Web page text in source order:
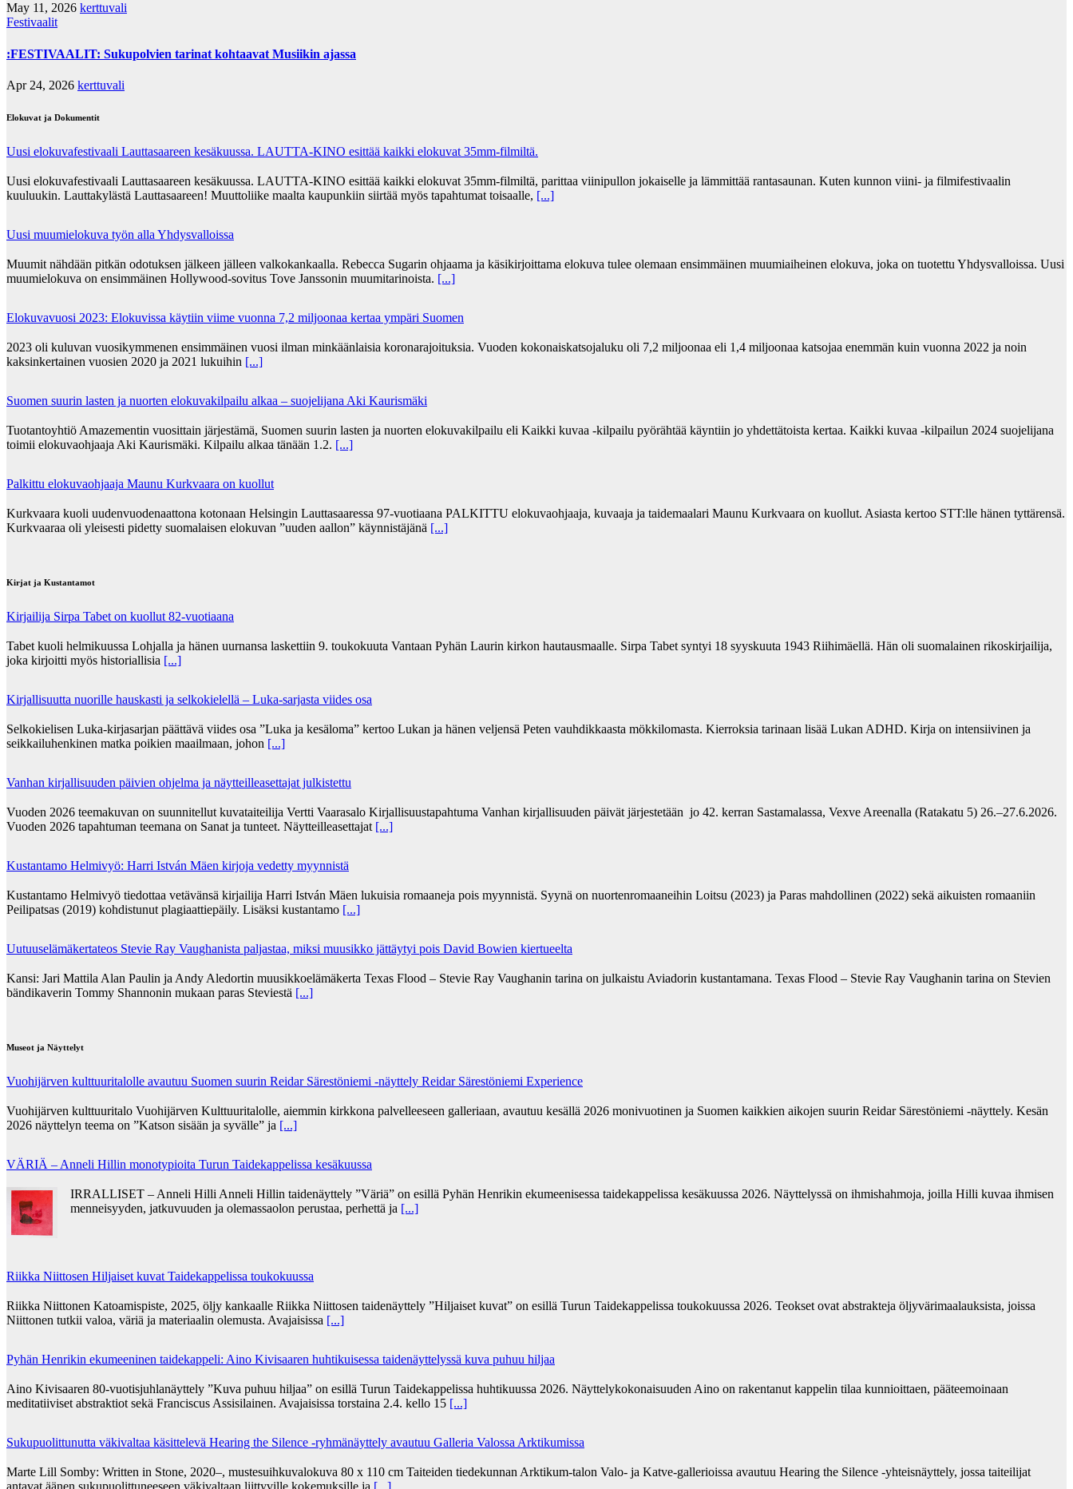
May 11, 2026 kerttuvali
Festivaalit
:FESTIVAALIT: Sukupolvien tarinat kohtaavat Musiikin ajassa
Apr 24, 2026 kerttuvali
Elokuvat ja Dokumentit
Uusi elokuvafestivaali Lauttasaareen kesäkuussa. LAUTTA-KINO esittää kaikki elokuvat 35mm-filmiltä.
Uusi elokuvafestivaali Lauttasaareen kesäkuussa. LAUTTA-KINO esittää kaikki elokuvat 35mm-filmiltä, parittaa viinipullon jokaiselle ja lämmittää rantasaunan. Kuten kunnon viini- ja filmifestivaalin
kuuluukin. Lauttakylästä Lauttasaareen! Muuttoliike maalta kaupunkiin siirtää myös tapahtumat toisaalle, [...]
Uusi muumielokuva työn alla Yhdysvalloissa
Muumit nähdään pitkän odotuksen jälkeen jälleen valkokankaalla. Rebecca Sugarin ohjaama ja käsikirjoittama elokuva tulee olemaan ensimmäinen muumiaiheinen elokuva, joka on tuotettu Yhdysvalloissa. Uusi
muumielokuva on ensimmäinen Hollywood-sovitus Tove Janssonin muumitarinoista. [...]
Elokuvavuosi 2023: Elokuvissa käytiin viime vuonna 7,2 miljoonaa kertaa ympäri Suomen
2023 oli kuluvan vuosikymmenen ensimmäinen vuosi ilman minkäänlaisia koronarajoituksia. Vuoden kokonaiskatsojaluku oli 7,2 miljoonaa eli 1,4 miljoonaa katsojaa enemmän kuin vuonna 2022 ja noin
kaksinkertainen vuosien 2020 ja 2021 lukuihin [...]
Suomen suurin lasten ja nuorten elokuvakilpailu alkaa – suojelijana Aki Kaurismäki
Tuotantoyhtiö Amazementin vuosittain järjestämä, Suomen suurin lasten ja nuorten elokuvakilpailu eli Kaikki kuvaa -kilpailu pyörähtää käyntiin jo yhdettätoista kertaa. Kaikki kuvaa -kilpailun 2024 suojelijana
toimii elokuvaohjaaja Aki Kaurismäki. Kilpailu alkaa tänään 1.2. [...]
Palkittu elokuvaohjaaja Maunu Kurkvaara on kuollut
Kurkvaara kuoli uudenvuodenaattona kotonaan Helsingin Lauttasaaressa 97-vuotiaana PALKITTU elokuvaohjaaja, kuvaaja ja taidemaalari Maunu Kurkvaara on kuollut. Asiasta kertoo STT:lle hänen tyttärensä.
Kurkvaaraa oli yleisesti pidetty suomalaisen elokuvan ”uuden aallon” käynnistäjänä [...]
Kirjat ja Kustantamot
Kirjailija Sirpa Tabet on kuollut 82-vuotiaana
Tabet kuoli helmikuussa Lohjalla ja hänen uurnansa laskettiin 9. toukokuuta Vantaan Pyhän Laurin kirkon hautausmaalle. Sirpa Tabet syntyi 18 syyskuuta 1943 Riihimäellä. Hän oli suomalainen rikoskirjailija,
joka kirjoitti myös historiallisia [...]
Kirjallisuutta nuorille hauskasti ja selkokielellä – Luka-sarjasta viides osa
Selkokielisen Luka-kirjasarjan päättävä viides osa ”Luka ja kesäloma” kertoo Lukan ja hänen veljensä Peten vauhdikkaasta mökkilomasta. Kierroksia tarinaan lisää Lukan ADHD. Kirja on intensiivinen ja
seikkailuhenkinen matka poikien maailmaan, johon [...]
Vanhan kirjallisuuden päivien ohjelma ja näytteilleasettajat julkistettu
Vuoden 2026 teemakuvan on suunnitellut kuvataiteilija Vertti Vaarasalo Kirjallisuustapahtuma Vanhan kirjallisuuden päivät järjestetään jo 42. kerran Sastamalassa, Vexve Areenalla (Ratakatu 5) 26.–27.6.2026.
Vuoden 2026 tapahtuman teemana on Sanat ja tunteet. Näytteilleasettajat [...]
Kustantamo Helmivyö: Harri István Mäen kirjoja vedetty myynnistä
Kustantamo Helmivyö tiedottaa vetävänsä kirjailija Harri István Mäen lukuisia romaaneja pois myynnistä. Syynä on nuortenromaaneihin Loitsu (2023) ja Paras mahdollinen (2022) sekä aikuisten romaaniin
Peilipatsas (2019) kohdistunut plagiaattiepäily. Lisäksi kustantamo [...]
Uutuuselämäkertateos Stevie Ray Vaughanista paljastaa, miksi muusikko jättäytyi pois David Bowien kiertueelta
Kansi: Jari Mattila Alan Paulin ja Andy Aledortin muusikkoelämäkerta Texas Flood – Stevie Ray Vaughanin tarina on julkaistu Aviadorin kustantamana. Texas Flood – Stevie Ray Vaughanin tarina on Stevien
bändikaverin Tommy Shannonin mukaan paras Steviestä [...]
Museot ja Näyttelyt
Vuohijärven kulttuuritalolle avautuu Suomen suurin Reidar Särestöniemi -näyttely Reidar Särestöniemi Experience
Vuohijärven kulttuuritalo Vuohijärven Kulttuuritalolle, aiemmin kirkkona palvelleeseen galleriaan, avautuu kesällä 2026 monivuotinen ja Suomen kaikkien aikojen suurin Reidar Särestöniemi -näyttely. Kesän
2026 näyttelyn teema on ”Katson sisään ja syvälle” ja [...]
VÄRIÄ – Anneli Hillin monotypioita Turun Taidekappelissa kesäkuussa
IRRALLISET – Anneli Hilli Anneli Hillin taidenäyttely ”Väriä” on esillä Pyhän Henrikin ekumeenisessa taidekappelissa kesäkuussa 2026. Näyttelyssä on ihmishahmoja, joilla Hilli kuvaa ihmisen
menneisyyden, jatkuvuuden ja olemassaolon perustaa, perhettä ja [...]
Riikka Niittosen Hiljaiset kuvat Taidekappelissa toukokuussa
Riikka Niittonen Katoamispiste, 2025, öljy kankaalle Riikka Niittosen taidenäyttely ”Hiljaiset kuvat” on esillä Turun Taidekappelissa toukokuussa 2026. Teokset ovat abstrakteja öljyvärimaalauksista, joissa
Niittonen tutkii valoa, väriä ja materiaalin olemusta. Avajaisissa [...]
Pyhän Henrikin ekumeeninen taidekappeli: Aino Kivisaaren huhtikuisessa taidenäyttelyssä kuva puhuu hiljaa
Aino Kivisaaren 80-vuotisjuhlanäyttely ”Kuva puhuu hiljaa” on esillä Turun Taidekappelissa huhtikuussa 2026. Näyttelykokonaisuuden Aino on rakentanut kappelin tilaa kunnioittaen, pääteemoinaan
meditatiiviset abstraktiot sekä Franciscus Assisilainen. Avajaisissa torstaina 2.4. kello 15 [...]
Sukupuolittunutta väkivaltaa käsittelevä Hearing the Silence -ryhmänäyttely avautuu Galleria Valossa Arktikumissa
Marte Lill Somby: Written in Stone, 2020–, mustesuihkuvalokuva 80 x 110 cm Taiteiden tiedekunnan Arktikum-talon Valo- ja Katve-gallerioissa avautuu Hearing the Silence -yhteisnäyttely, jossa taiteilijat
antavat äänen sukupuolittuneeseen väkivaltaan liittyville kokemuksille ja [...]